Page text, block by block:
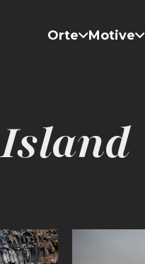
Orte Motive
Island